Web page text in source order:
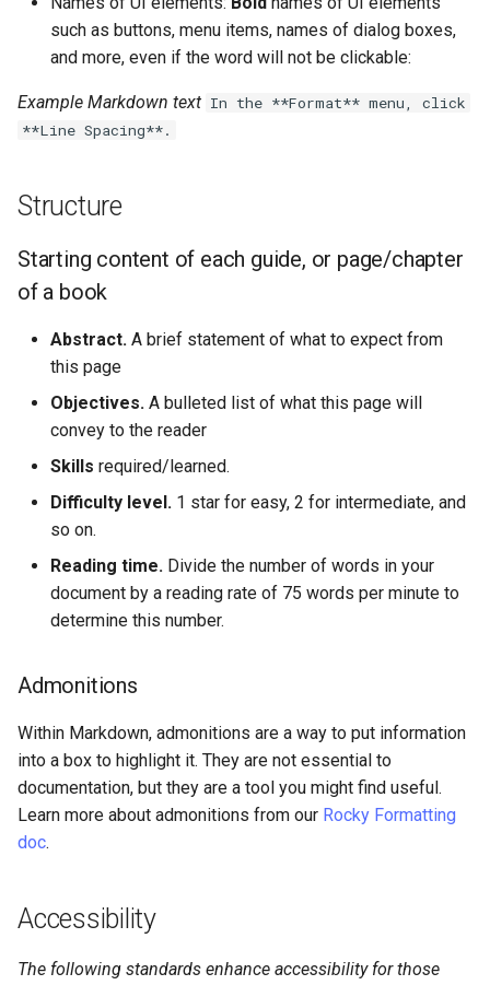
such as buttons, menu items, names of dialog boxes,
and more, even if the word will not be clickable:
Example Markdown text In the **Format** menu, click
**Line Spacing**.
Structure
Starting content of each guide, or page/chapter
of a book
Abstract. A brief statement of what to expect from
this page
Objectives. A bulleted list of what this page will
convey to the reader
Skills required/learned.
Difficulty level. 1 star for easy, 2 for intermediate, and
so on.
Reading time. Divide the number of words in your
document by a reading rate of 75 words per minute to
determine this number.
Admonitions
Within Markdown, admonitions are a way to put information
into a box to highlight it. They are not essential to
documentation, but they are a tool you might find useful.
Learn more about admonitions from our Rocky Formatting
doc.
Accessibility
The following standards enhance accessibility for those